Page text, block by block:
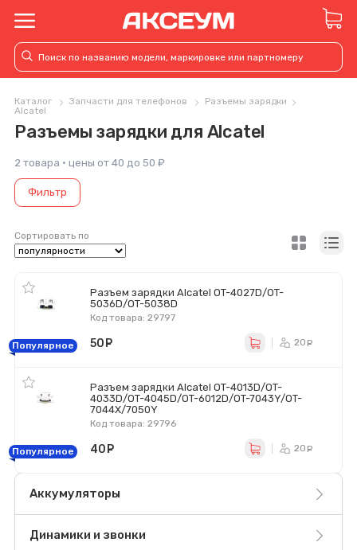
Каталог Запчасти для телефонов
Разъемы зарядки
Alcatel
Разъемы зарядки для Alcatel
2 товара · цены от 40 до 50 ₽
Фильтр
Сортировать по
Разъем зарядки Alcatel OT-4027D/OT-
5036D/OT-5038D
Код товара: 29797
Популярное 50 20
Разъем зарядки Alcatel OT-4013D/OT-
4033D/OT-4045D/OT-6012D/OT-7043Y/OT-
7044X/7050Y
Код товара: 29796
Популярное 40 20
Аккумуляторы
Динамики и звонки